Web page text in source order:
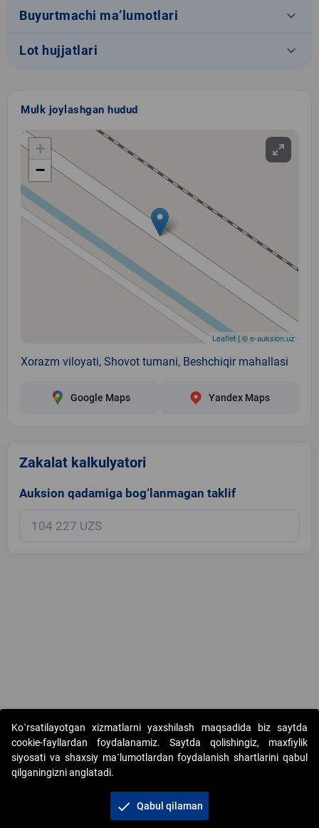
Buyurtmachi ma’lumotlari keyboard_arrow_down
Lot hujjatlari keyboard_arrow_down
Mulk joylashgan hudud
+
−
Leaflet | ©e-auksion.uz
Xorazm viloyati, Shovot tumani, Beshchiqir mahallasi
Google Maps Yandex Maps
Zakalat kalkulyatori
Auksion qadamiga bog‘lanmagan taklif
Copyright © 2017-2026. "Elektron onlayn-auksionlarni tashkil etish"
AJ. Barcha huquqlar himoyalangan
+998 71 202-21-11
Ko`rsatilayotgan xizmatlarni yaxshilash maqsadida biz saytda
cookie-fayllardan foydalanamiz. Saytda qolishingiz, maxfiylik
siyosati va shaxsiy ma`lumotlardan foydalanish shartlarini qabul
qilganingizni anglatadi.
check Qabul qilaman